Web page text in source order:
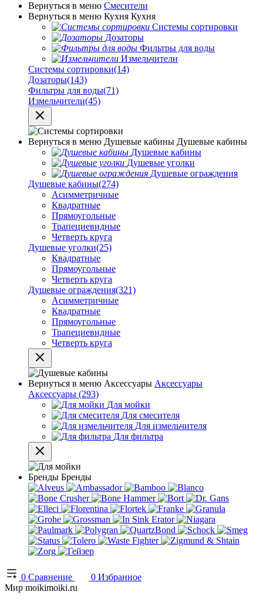
Вернуться в меню Смесители
Вернуться в меню Кухня Кухня
Системы сортировки
Дозаторы
Фильтры для воды
Измельчители
Системы сортировки(14)
Дозаторы(143)
Фильтры для воды(71)
Измельчители(45)
Вернуться в меню Душевые кабины Душевые кабины
Душевые кабины
Душевые уголки
Душевые ограждения
Душевые кабины(274)
Асимметричные
Квадратные
Прямоугольные
Трапециевидные
Четверть круга
Душевые уголки(25)
Квадратные
Прямоугольные
Четверть круга
Душевые ограждения(321)
Асимметричные
Квадратные
Прямоугольные
Трапециевидные
Четверть круга
Вернуться в меню Аксессуары Аксессуары
Аксессуары (293)
Для мойки
Для смесителя
Для измельчителя
Для фильтра
Бренды Бренды
0 Сравнение 0 Избранное
Мир moikimoiki.ru